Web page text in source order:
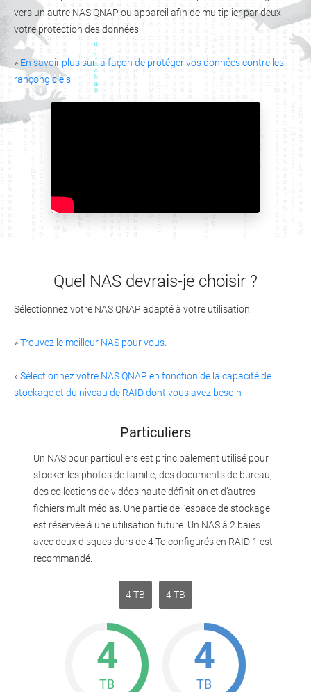
vers un autre NAS QNAP ou appareil afin de multiplier par deux
votre protection des données.
» En savoir plus sur la façon de protéger vos données contre les
rançongiciels
Quel NAS devrais-je choisir ?
Sélectionnez votre NAS QNAP adapté à votre utilisation.
»Trouvez le meilleur NAS pour vous.
»Sélectionnez votre NAS QNAP en fonction de la capacité de
stockage et du niveau de RAID dont vous avez besoin
Particuliers
Un NAS pour particuliers est principalement utilisé pour
stocker les photos de famille, des documents de bureau,
des collections de vidéos haute définition et d’autres
fichiers multimédias. Une partie de l’espace de stockage
est réservée à une utilisation future. Un NAS à 2 baies
avec deux disques durs de 4 To configurés en RAID 1 est
recommandé.
4 TB 4 TB
4
TB
4
TB